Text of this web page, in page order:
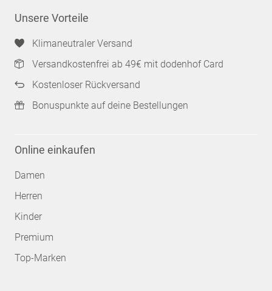
Unsere Vorteile
Klimaneutraler Versand
Versandkostenfrei ab 49€ mit dodenhof Card
Kostenloser Rückversand
Bonuspunkte auf deine Bestellungen
Online einkaufen
Damen
Herren
Kinder
Premium
Top-Marken